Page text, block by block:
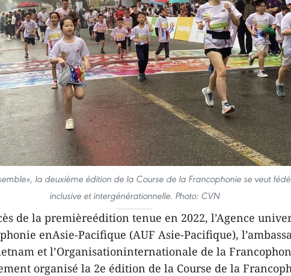
la deuxième édition de la Course de la Francophonie se veut
inclusive et intergénérationnelle. Photo: CVN
de la premièreédition tenue en 2022, l’Agence
enAsie-Pacifique (AUF Asie-Pacifique),
et l’Organisationinternationale de la
organisé la 2e édition de la Course de la